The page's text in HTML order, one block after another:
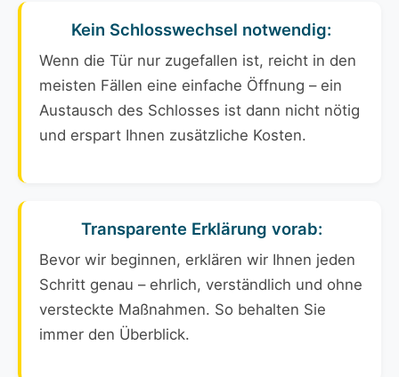
Kein Schlosswechsel notwendig:
Wenn die Tür nur zugefallen ist, reicht in den
meisten Fällen eine einfache Öffnung – ein
Austausch des Schlosses ist dann nicht nötig
und erspart Ihnen zusätzliche Kosten.
Transparente Erklärung vorab:
Bevor wir beginnen, erklären wir Ihnen jeden
Schritt genau – ehrlich, verständlich und ohne
versteckte Maßnahmen. So behalten Sie
immer den Überblick.